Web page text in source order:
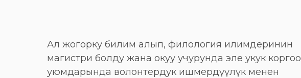
Ал жогорку билим алып, филология илимдеринин
магистри болду жана окуу учурунда эле укук коргоо
уюмдарында волонтердук ишмердүүлүк менен